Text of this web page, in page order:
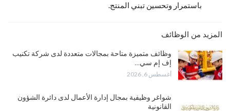
باستمرار وتحسين تبني المنتج.
المزيد من الوظائف
وظائف متميزة متاحة بمجالات متعددة لدى شركة تكنيب
إف إم سي…
أغسطس 6, 2026
شواغر وظيفية بمجال إدارة الأعمال لدى دائرة الشؤون
القانونية